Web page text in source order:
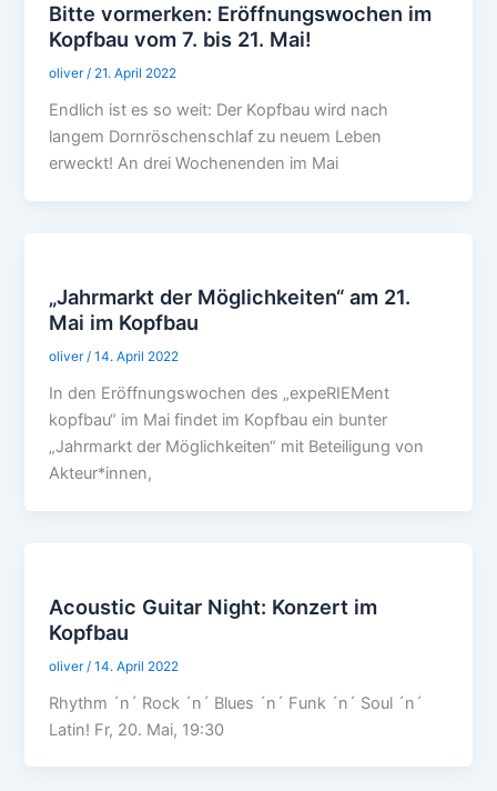
Bitte vormerken: Eröffnungswochen im
Kopfbau vom 7. bis 21. Mai!
oliver/ 21. April 2022
Endlich ist es so weit: Der Kopfbau wird nach
langem Dornröschenschlaf zu neuem Leben
erweckt! An drei Wochenenden im Mai
„Jahrmarkt der Möglichkeiten“ am 21.
Mai im Kopfbau
oliver/14. April 2022
In den Eröffnungswochen des „expeRIEMent
kopfbau“ im Mai findet im Kopfbau ein bunter
„Jahrmarkt der Möglichkeiten“ mit Beteiligung von
Akteur*innen,
Acoustic Guitar Night: Konzert im
Kopfbau
oliver /14. April 2022
Rhythm ´n´ Rock ´n´ Blues ´n´ Funk ´n´ Soul ´n´
Latin! Fr, 20. Mai, 19:30